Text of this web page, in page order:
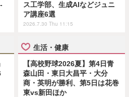
ス工学部、生成AIなどジュニ
ア講座6選
2026.7.30 Thu 11:15
生活・健康
【高校野球2026夏】第4日青
森山田・東日大昌平・大分
商・英明が勝利、第5日は花巻
東vs新田ほか